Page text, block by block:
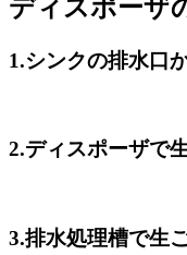
ディスポーザ
1.シンクの排水口
2.ディスポーザで
3.排水処理槽で生